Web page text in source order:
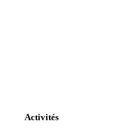
Activités